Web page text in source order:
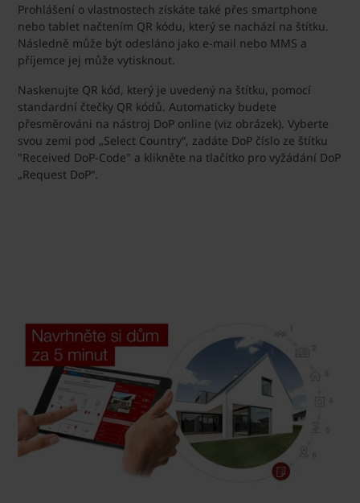
Prohlášení o vlastnostech získáte také přes smartphone
nebo tablet načtením QR kódu, který se nachází na štítku.
Následně může být odesláno jako e-mail nebo MMS a
příjemce jej může vytisknout.
Naskenujte QR kód, který je uvedený na štítku, pomocí
standardní čtečky QR kódů. Automaticky budete
přesměrováni na nástroj DoP online (viz obrázek). Vyberte
svou zemi pod „Select Country“, zadáte DoP číslo ze štítku
"Received DoP-Code" a klikněte na tlačítko pro vyžádání DoP
„Request DoP“.